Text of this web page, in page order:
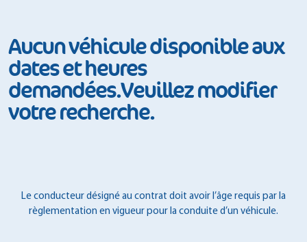
Aucun véhicule disponible aux
dates et heures
demandées.Veuillez modifier
votre recherche.
Le conducteur désigné au contrat doit avoir l’âge requis par la
règlementation en vigueur pour la conduite d’un véhicule.